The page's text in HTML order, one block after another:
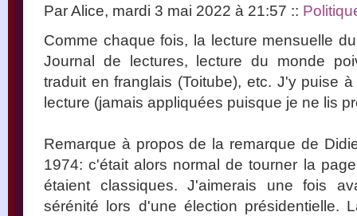
Par Alice, mardi 3 mai 2022 à 21:57 ::
Comme chaque fois, la lecture mensuelle
Journal de lectures, lecture du monde
traduit en franglais (Toitube), etc. J'y puise
lecture (jamais appliquées puisque je ne lis
Remarque à propos de la remarque de
1974: c'était alors normal de tourner la
étaient classiques. J'aimerais une fois
sérénité lors d'une élection présidentielle.